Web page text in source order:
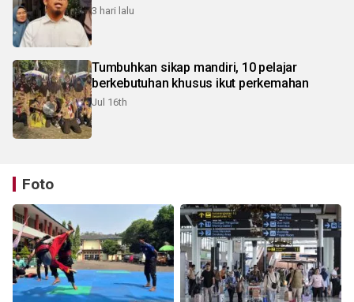
3 hari lalu
Tumbuhkan sikap mandiri, 10 pelajar
berkebutuhan khusus ikut perkemahan
Jul 16th
Foto